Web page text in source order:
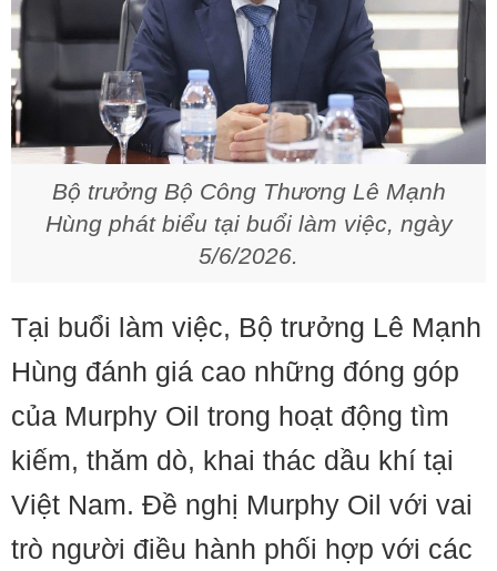
Bộ trưởng Bộ Công Thương Lê Mạnh
Hùng phát biểu tại buổi làm việc, ngày
5/6/2026.
Tại buổi làm việc, Bộ trưởng Lê Mạnh
Hùng đánh giá cao những đóng góp
của Murphy Oil trong hoạt động tìm
kiếm, thăm dò, khai thác dầu khí tại
Việt Nam. Đề nghị Murphy Oil với vai
trò người điều hành phối hợp với các